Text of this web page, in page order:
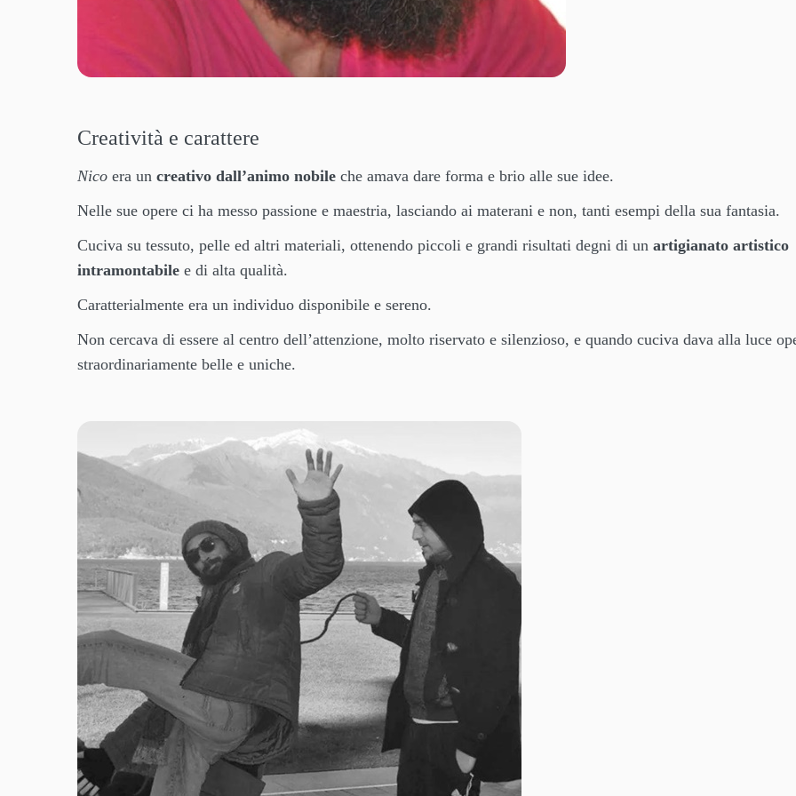
Creatività e carattere
Nico era un creativo dall’animo nobile che amava dare forma e brio alle sue idee.
Nelle sue opere ci ha messo passione e maestria, lasciando ai materani e non, tanti esempi della sua fantasia.
Cuciva su tessuto, pelle ed altri materiali, ottenendo piccoli e grandi risultati degni di un artigianato artistico
intramontabile e di alta qualità.
Caratterialmente era un individuo disponibile e sereno.
Non cercava di essere al centro dell’attenzione, molto riservato e silenzioso, e quando cuciva dava alla luce
straordinariamente belle e uniche.